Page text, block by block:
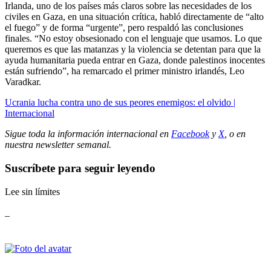
Irlanda, uno de los países más claros sobre las necesidades de los
civiles en Gaza, en una situación crítica, habló directamente de “alto
el fuego” y de forma “urgente”, pero respaldó las conclusiones
finales. “No estoy obsesionado con el lenguaje que usamos. Lo que
queremos es que las matanzas y la violencia se detentan para que la
ayuda humanitaria pueda entrar en Gaza, donde palestinos inocentes
están sufriendo”, ha remarcado el primer ministro irlandés, Leo
Varadkar.
Ucrania lucha contra uno de sus peores enemigos: el olvido |
Internacional
Sigue toda la información internacional en Facebooky X, o en
nuestra newsletter semanal.
Suscríbete para seguir leyendo
Lee sin límites